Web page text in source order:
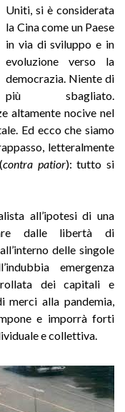
Uniti, si è considerata
la Cina come un Paese
in via di sviluppo e in
evoluzione verso la
democrazia. Niente di
più sbagliato.
altamente nocive nel
Ed ecco che siamo
letteralmente
contra patior): tutto si
all’ipotesi di una
dalle libertà di
delle singole
emergenza
dei capitali e
merci alla pandemia,
e imporrà forti
e collettiva.